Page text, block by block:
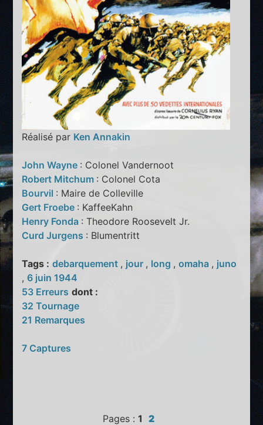
Réalisé par Ken Annakin
John Wayne : Colonel Vandernoot
Robert Mitchum : Colonel Cota
Bourvil : Maire de Colleville
Gert Froebe : KaffeeKahn
Henry Fonda : Theodore Roosevelt Jr.
Curd Jurgens : Blumentritt
Tags : debarquement , jour , long ,omaha , juno
,6 juin 1944
53 Erreurs dont :
32 Tournage
21 Remarques
7 Captures
Pages : 1 2